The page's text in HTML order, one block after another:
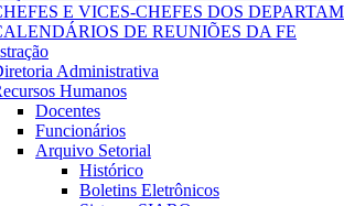
E VICES-CHEFES DOS
DE REUNIÕES DA FE
Administrativa
Humanos
Docentes
Funcionários
Arquivo Setorial
Histórico
Boletins Eletrônicos